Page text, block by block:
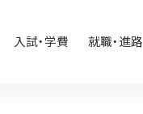
入試・学費 就職・進路